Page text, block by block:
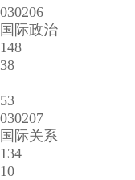
030206
国际政治
148
38
53
030207
国际关系
134
10